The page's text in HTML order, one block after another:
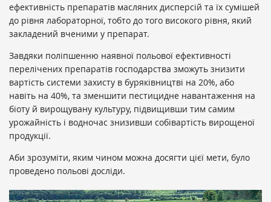
ефективність препаратів масляних дисперсій та їх сумішей
до рівня лабораторної, тобто до того високого рівня, який
закладений вченими у препарат.
Завдяки поліпшенню наявної польової ефективності
перелічених препаратів господарства зможуть знизити
вартість системи захисту в буряківництві на 20%, або
навіть на 40%, та зменшити пестицидне навантаження на
біоту й вирощувану культуру, підвищивши тим самим
урожайність і водночас знизивши собівартість вирощеної
продукції.
Аби зрозуміти, яким чином можна досягти цієї мети, було
проведено польові досліди.